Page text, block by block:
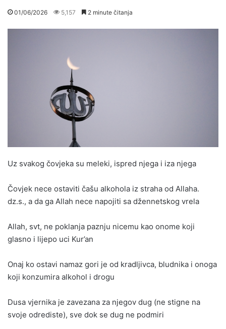
01/06/2026 5,157 2 minute čitanja
Uz svakog čovjeka su meleki, ispred njega i iza njega
Čovjek nece ostaviti čašu alkohola iz straha od Allaha.
dz.s., a da ga Allah nece napojiti sa džennetskog vrela
Allah, svt, ne poklanja paznju nicemu kao onome koji
glasno i lijepo uci Kur’an
Onaj ko ostavi namaz gori je od kradljivca, bludnika i onoga
koji konzumira alkohol i drogu
Dusa vjernika je zavezana za njegov dug (ne stigne na
svoje odrediste), sve dok se dug ne podmiri